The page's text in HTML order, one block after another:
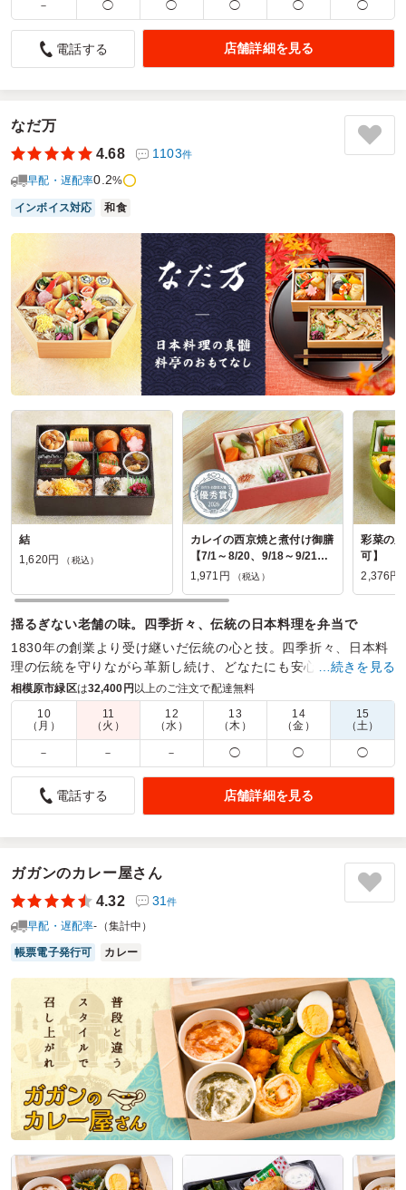
大満足の2種メイン！誰もが喜ぶ割烹中華
5.0
バーからも大好評でした。冷めても油っぽさがなく最後まで
美味しくいただけて、会議中の会話も自然と弾むような大変
満足感の高いお弁当です。
参加者の年齢：20代～30代
東京都港区虎ノ門2026/08/02
割烹中華・八天の口コミをもっと見る
－ ◯ ◯ ◯ ◯ ◯
電話する 店舗詳細を見る
なだ万
4.68
1103件
早配・遅配率0.2%
インボイス対応 和食
結
1,620円
（税込）
カレイの西京焼と煮付け御膳
【7/1～8/20、9/18～9/21ま
で納品不可】
1,971円 （税込）
彩菜の
可】
2,376円
揺るぎない老舗の味。四季折々、伝統の日本料理を弁当で
1830年の創業より受け継いだ伝統の心と技。四季折々、日本料
理の伝統を守りながら革新し続け、どなたにも安心して喜んで
いただけるなだ万の味を、お弁当でお届けします。
商品数： 締切日時： 3日前11:00 価格帯：
1,404円～4,158円
配達時間：
9:00～18:00
彩も美しく一口サイズでとても食べやすかったです。
5.0
ご利用シーン：
－
参加者の年齢：
男女比：
東京都千代田区丸の内2026/08/06
なだ万の口コミをもっと見る
…続きを見る
相模原市緑区は32,400円以上のご注文で配達無料
10
（月）
11
（火）
12
（水）
13
（木）
14
（金）
15
（土）
－ － － ◯ ◯ ◯
電話する 店舗詳細を見る
ガガンのカレー屋さん
4.32
31件
早配・遅配率-（集計中）
帳票電子発行可 カレー